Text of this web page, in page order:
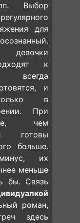
Выбор
для
к
и
в
При
чем
больше.
их
меньше
бы. Связь
роман,
здесь